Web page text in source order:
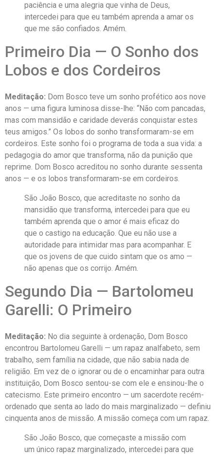
paciência e uma alegria que vinha de Deus,
intercedei para que eu também aprenda a amar os
que me são confiados. Amém.
Primeiro Dia — O Sonho dos
Lobos e dos Cordeiros
Meditação: Dom Bosco teve um sonho profético aos nove
anos — uma figura luminosa disse-lhe: “Não com pancadas,
mas com mansidão e caridade deverás conquistar estes
teus amigos.” Os lobos do sonho transformaram-se em
cordeiros. Este sonho foi o programa de toda a sua vida: a
pedagogia do amor que transforma, não da punição que
reprime. Dom Bosco acreditou no sonho durante sessenta
anos — e os lobos transformaram-se em cordeiros.
São João Bosco, que acreditaste no sonho da
mansidão que transforma, intercedei para que eu
também aprenda que o amor é mais eficaz do
que o castigo na educação. Que eu não use a
autoridade para intimidar mas para acompanhar. E
que os jovens de que cuido sintam que os amo —
não apenas que os corrijo. Amém.
Segundo Dia — Bartolomeu
Garelli: O Primeiro
Meditação: No dia seguinte à ordenação, Dom Bosco
encontrou Bartolomeu Garelli — um rapaz analfabeto, sem
trabalho, sem família na cidade, que não sabia nada de
religião. Em vez de o ignorar ou de o encaminhar para outra
instituição, Dom Bosco sentou-se com ele e ensinou-lhe o
catecismo. Este primeiro encontro — um sacerdote recém-
ordenado que senta ao lado do mais marginalizado — definiu
cinquenta anos de missão. A missão começa com um rapaz.
São João Bosco, que começaste a missão com
um único rapaz marginalizado, intercedei para que